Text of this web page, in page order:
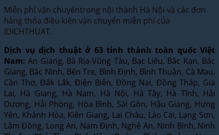
Miễn phí vận chuyểntrong nội thành Hà Nội và các đơn
hàng thỏa điều kiện vận chuyển miễn phí của
IDICHTHUAT.
Dịch vụ dịch thuật ở 63 tỉnh thành toàn quốc Việt
Nam: An Giang, Bà Rịa-Vũng Tàu, Bạc Liêu, Bắc Kạn, Bắc
Giang, Bắc Ninh, Bến Tre, Bình Định, Bình Thuận, Cà Mau,
Cần Thơ, Đắk Lắk, Điện Biên, Đồng Nai, Đồng Tháp, Gia
Lai, Hà Giang, Hà Nam, Hà Nội, Hà Tây, Hà Tĩnh, Hải
Dương, Hải Phòng, Hòa Bình, Sài Gòn, Hậu Giang, Hưng
Yên, Khánh Hòa, Kiên Giang, Lai Châu, Lào Cai, Lạng Sơn,
Lâm Đồng, Long An, Nam Định, Nghệ An, Ninh Bình, Ninh